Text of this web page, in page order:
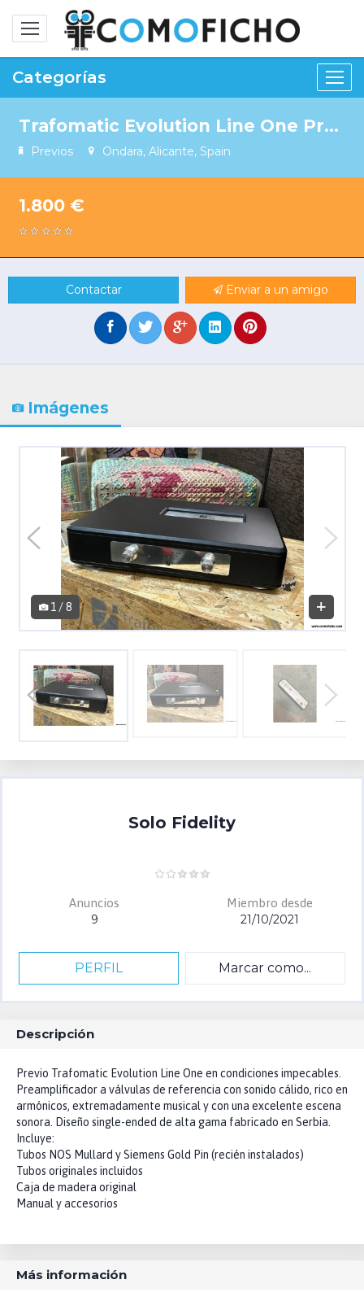
Alternar
navegación
Categorías
Trafomatic Evolution Line One Preamplificador
Previos Ondara, Alicante, Spain
1.800 €
Contactar Enviar a un amigo
Imágenes
1 / 8
Solo Fidelity
Anuncios
9
Miembro desde
21/10/2021
PERFIL Marcar como...
Descripción
Previo Trafomatic Evolution Line One en condiciones impecables.
Preamplificador a válvulas de referencia con sonido cálido, rico en
armónicos, extremadamente musical y con una excelente escena
sonora. Diseño single-ended de alta gama fabricado en Serbia.
Incluye:
Tubos NOS Mullard y Siemens Gold Pin (recién instalados)
Tubos originales incluidos
Caja de madera original
Manual y accesorios
Más información